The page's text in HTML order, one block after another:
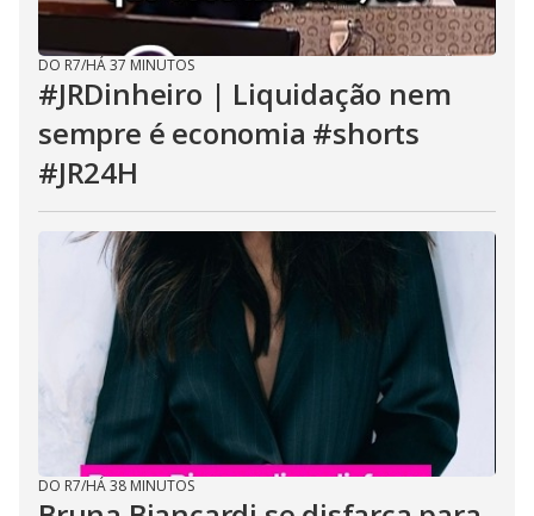
DO R7/HÁ 37 MINUTOS
#JRDinheiro | Liquidação nem
sempre é economia #shorts
#JR24H
DO R7/HÁ 38 MINUTOS